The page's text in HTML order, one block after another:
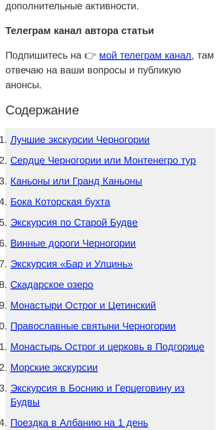
дополнительные активности.
Телеграм канал автора статьи
Подпишитесь на 👉 мой телеграм канал, там
отвечаю на ваши вопросы и публикую
анонсы.
Содержание
Лучшие экскурсии Черногории
Сердце Черногории или Монтенегро тур
Каньоны или Гранд Каньоны
Бока Которская бухта
Экскурсия по Старой Будве
Винные дороги Черногории
Экскурсия «Бар и Улцинь»
Скадарское озеро
Монастыри Острог и Цетинский
Православные святыни Черногории
Монастырь Острог и церковь в Подгорице
Морские экскурсии
Экскурсия в Боснию и Герцеговину из
Будвы
Поездка в Албанию на 1 день